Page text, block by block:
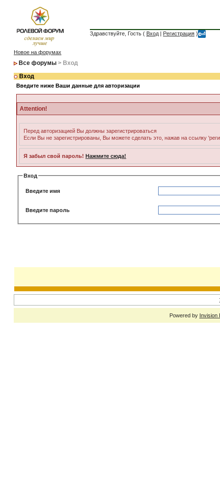
Здравствуйте, Гость ( Вход | Регистрация )
Новое на форумах
Все форумы > Вход
Вход
Введите ниже Ваши данные для авторизации
Attention!
Перед авторизацией Вы должны зарегистрироваться
Если Вы не зарегистрированы, Вы можете сделать это, нажав на ссылку
Я забыл свой пароль! Нажмите сюда!
Вход
Введите имя
Введите пароль
Powered by Invision